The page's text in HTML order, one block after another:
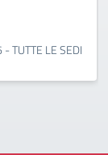
TUTTE LE SEDI